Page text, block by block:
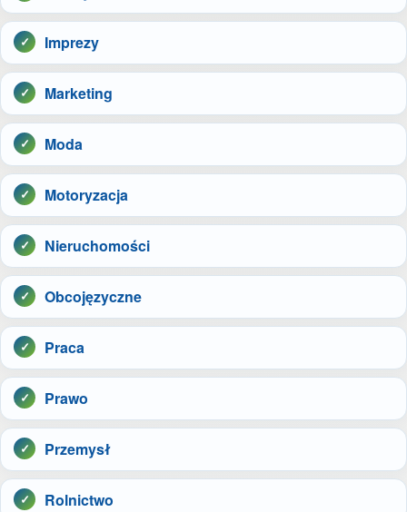
Imprezy
Marketing
Moda
Motoryzacja
Nieruchomości
Obcojęzyczne
Praca
Prawo
Przemysł
Rolnictwo